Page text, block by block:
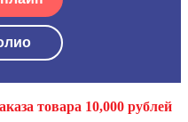
товара 10,000 рублей